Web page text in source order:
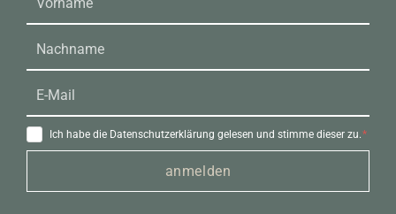
Ich habe die Datenschutzerklärung gelesen und stimme dieser zu.
anmelden